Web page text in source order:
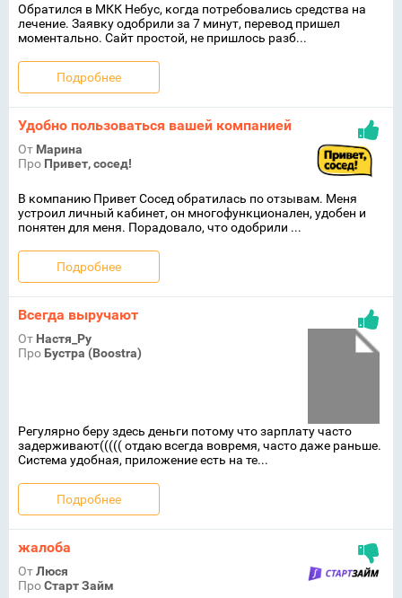
Обратился в МКК Небус, когда потребовались средства на
лечение. Заявку одобрили за 7 минут, перевод пришел
моментально. Сайт простой, не пришлось разб...
Подробнее
Удобно пользоваться вашей компанией
От Марина
Про Привет, сосед!
В компанию Привет Сосед обратилась по отзывам. Меня
устроил личный кабинет, он многофункционален, удобен и
понятен для меня. Порадовало, что одобрили ...
Подробнее
Всегда выручают
От Настя_Ру
Про Бустра (Boostra)
Регулярно беру здесь деньги потому что зарплату часто
задерживают((((( отдаю всегда вовремя, часто даже раньше.
Система удобная, приложение есть на те...
Подробнее
жалоба
ОтЛюся
ПроСтарт Займ